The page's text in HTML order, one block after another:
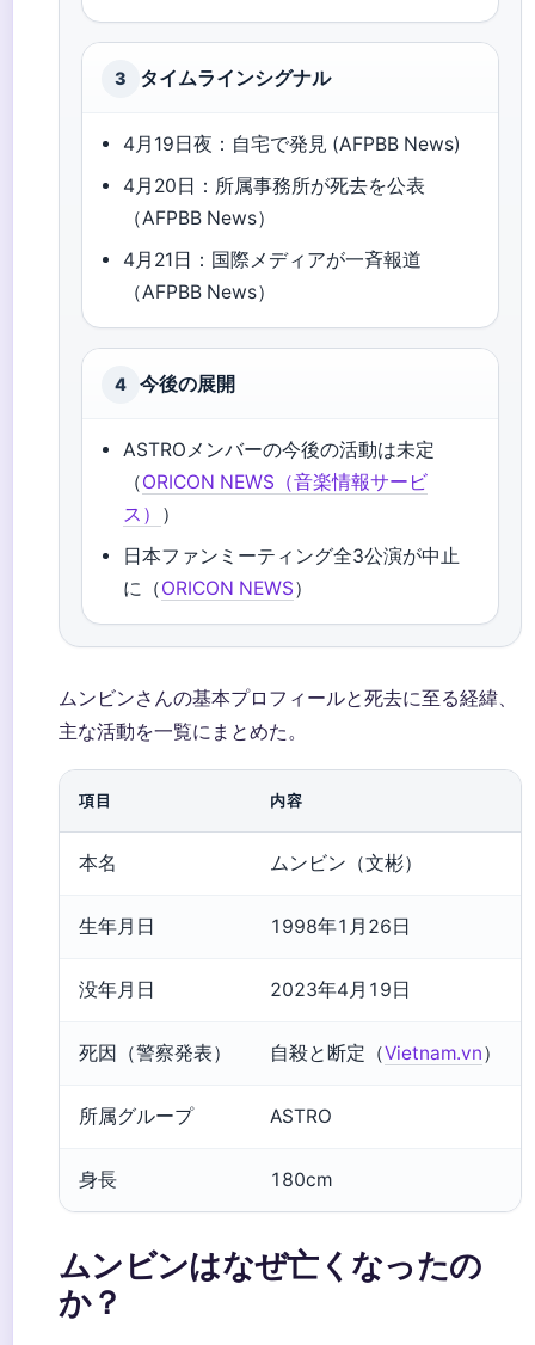
3 タイムラインシグナル
4月19日夜：自宅で発見 (AFPBB News)
4月20日：所属事務所が死去を公表
（AFPBB News）
4月21日：国際メディアが一斉報道
（AFPBB News）
4 今後の展開
ASTROメンバーの今後の活動は未定
（ORICON NEWS（音楽情報サービ
ス） ）
日本ファンミーティング全3公演が中止
に（ORICON NEWS）
ムンビンさんの基本プロフィールと死去に至る経緯、
主な活動を一覧にまとめた。
項目 内容
本名 ムンビン（文彬）
生年月日 1998年1月26日
没年月日 2023年4月19日
死因（警察発表） 自殺と断定（Vietnam.vn）
所属グループ ASTRO
身長 180cm
ムンビンはなぜ亡くなったの
か？